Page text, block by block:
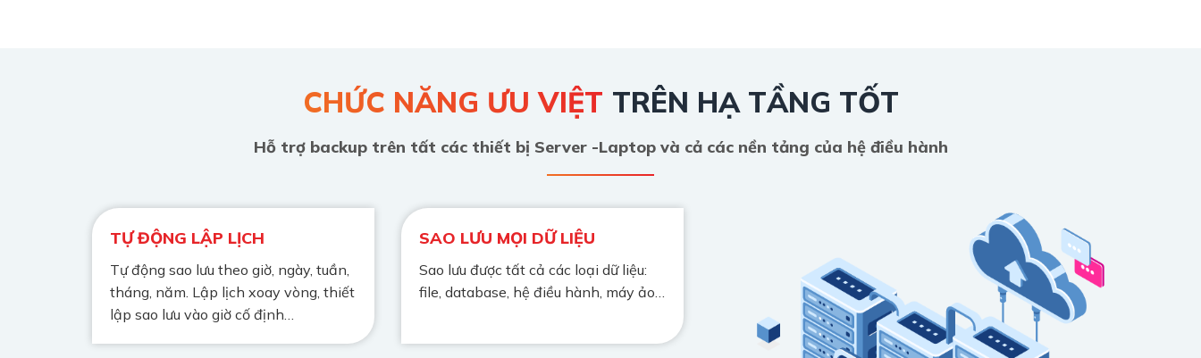
CHỨC NĂNG ƯU VIỆT TRÊN HẠ TẦNG TỐT
Hỗ trợ backup trên tất các thiết bị Server -Laptop và cả các nền tảng của hệ điều hành
TỰ ĐỘNG LẬP LỊCH
Tự động sao lưu theo giờ, ngày, tuần,
tháng, năm. Lập lịch xoay vòng, thiết
lập sao lưu vào giờ cố định…
SAO LƯU MỌI DỮ LIỆU
Sao lưu được tất cả các loại dữ liệu:
file, database, hệ điều hành, máy ảo…